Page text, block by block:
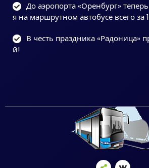
До аэропорта «Оренбург»
я на маршрутном автобусе всего за
В честь праздника «Радоница»
й!